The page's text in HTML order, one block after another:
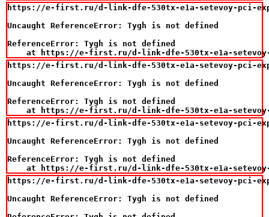
https://e-first.ru/d-link-dfe-530tx-e1a-setevoy-pci-
Uncaught ReferenceError: Tygh is not defined
ReferenceError: Tygh is not defined
at https://e-first.ru/d-link-dfe-530tx-e1a-
https://e-first.ru/d-link-dfe-530tx-e1a-setevoy-pci-
Uncaught ReferenceError: Tygh is not defined
ReferenceError: Tygh is not defined
at https://e-first.ru/d-link-dfe-530tx-e1a-
https://e-first.ru/d-link-dfe-530tx-e1a-setevoy-pci-
Uncaught ReferenceError: Tygh is not defined
ReferenceError: Tygh is not defined
at https://e-first.ru/d-link-dfe-530tx-e1a-
https://e-first.ru/d-link-dfe-530tx-e1a-setevoy-pci-
Uncaught ReferenceError: Tygh is not defined